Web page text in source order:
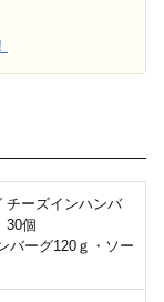
チーズインハンバ
30個
バーグ120ｇ・ソー